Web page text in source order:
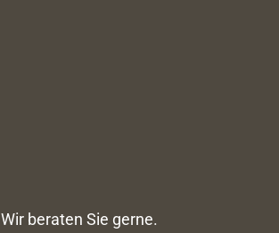
Wir beraten Sie gerne.